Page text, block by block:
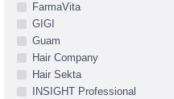
FarmaVita
GIGI
Guam
Hair Company
Hair Sekta
INSIGHT Professional